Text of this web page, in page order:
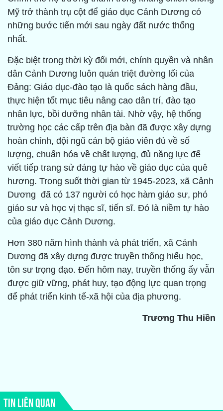
Mỹ trở thành trụ cột để giáo dục Cảnh Dương có
những bước tiến mới sau ngày đất nước thống
nhất.
Đặc biệt trong thời kỳ đổi mới, chính quyền và nhân
dân Cảnh Dương luôn quán triệt đường lối của
Đảng: Giáo dục-đào tạo là quốc sách hàng đầu,
thực hiện tốt mục tiêu nâng cao dân trí, đào tạo
nhân lực, bồi dưỡng nhân tài. Nhờ vậy, hệ thống
trường học các cấp trên địa bàn đã được xây dựng
hoàn chỉnh, đội ngũ cán bộ giáo viên đủ về số
lượng, chuẩn hóa về chất lượng, đủ năng lực để
viết tiếp trang sử đáng tự hào về giáo dục của quê
hương. Trong suốt thời gian từ 1945-2023, xã Cảnh
Dương đã có 137 người có học hàm giáo sư, phó
giáo sư và học vị thạc sĩ, tiến sĩ. Đó là niềm tự hào
của giáo dục Cảnh Dương.
Hơn 380 năm hình thành và phát triển, xã Cảnh
Dương đã xây dựng được truyền thống hiếu học,
tôn sư trọng đạo. Đến hôm nay, truyền thống ấy vẫn
được giữ vững, phát huy, tạo động lực quan trọng
để phát triển kinh tế-xã hội của địa phương.
Trương Thu Hiền
TIN LIÊN QUAN